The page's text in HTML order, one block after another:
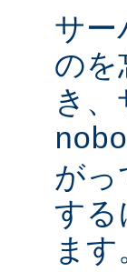
サー
のを
き
がっ
する
ます